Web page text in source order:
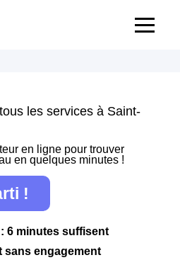
les services à Saint-
en ligne pour trouver
en quelques minutes !
!
6 minutes suffisent
sans engagement